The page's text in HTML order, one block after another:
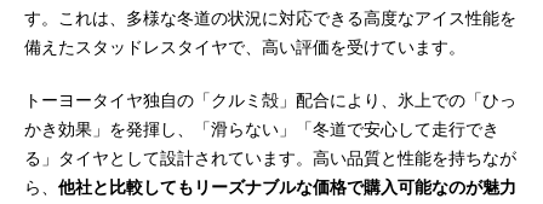
す。これは、多様な冬道の状況に対応できる高度なアイス性能を
備えたスタッドレスタイヤで、高い評価を受けています。
トーヨータイヤ独自の「クルミ殻」配合により、氷上での「ひっ
かき効果」を発揮し、「滑らない」「冬道で安心して走行でき
る」タイヤとして設計されています。高い品質と性能を持ちなが
ら、 他社と比較してもリーズナブルな価格で購入可能なのが魅力